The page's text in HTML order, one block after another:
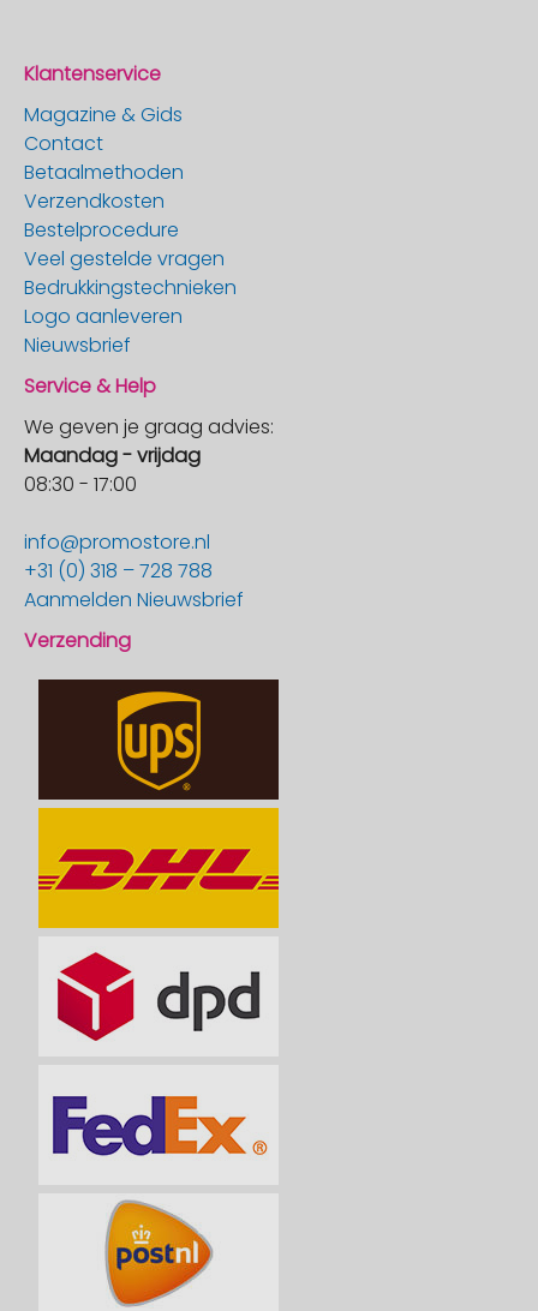
Klantenservice
Magazine & Gids
Contact
Betaalmethoden
Verzendkosten
Bestelprocedure
Veel gestelde vragen
Bedrukkingstechnieken
Logo aanleveren
Nieuwsbrief
Service & Help
We geven je graag advies:
Maandag - vrijdag
08:30 - 17:00
info@promostore.nl
+31 (0) 318 – 728 788
Aanmelden Nieuwsbrief
Verzending